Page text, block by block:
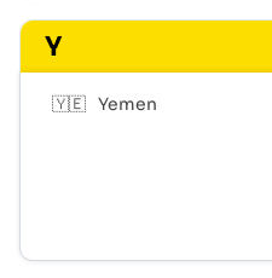
Y
🇾🇪 Yemen